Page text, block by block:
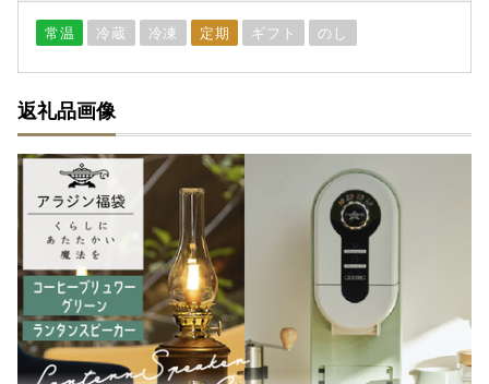
常温 冷蔵 冷凍 定期 ギフト のし
返礼品画像